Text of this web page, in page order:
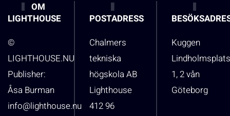
OM
LIGHTHOUSE
©
LIGHTHOUSE.NU
Publisher:
Åsa Burman
info@lighthouse.nu
POSTADRESS
Chalmers
tekniska
högskola AB
Lighthouse
412 96
Kuggen
1, 2 vån
Göteborg